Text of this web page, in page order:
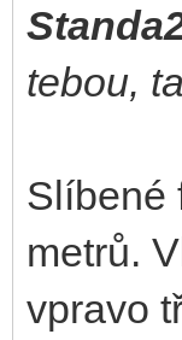
tebou,
Slíbené
metrů.
vpravo